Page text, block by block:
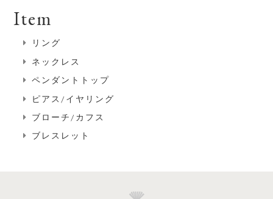
Item
リング
ネックレス
ペンダントトップ
ピアス/イヤリング
ブローチ/カフス
ブレスレット